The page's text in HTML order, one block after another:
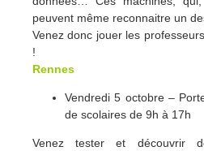
peuvent même reconnaitre un
Venez donc jouer les
!
Rennes
Vendredi 5 octobre –
de scolaires de 9h à 17h
Venez tester et découvrir